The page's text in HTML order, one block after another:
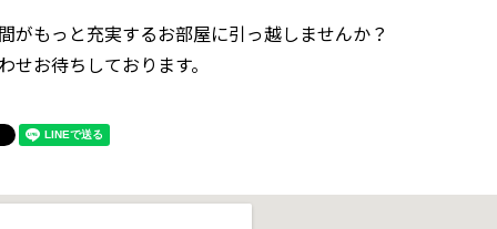
がもっと充実するお部屋に引っ越しませんか？
せお待ちしております。